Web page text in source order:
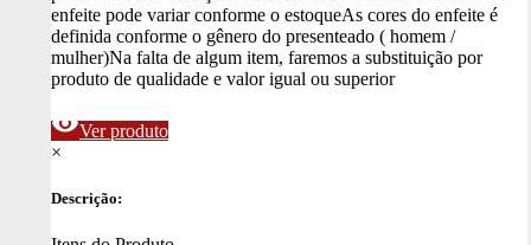
enfeite pode variar conforme o estoqueAs cores do enfeite é
definida conforme o gênero do presenteado ( homem /
mulher)Na falta de algum item, faremos a substituição por
produto de qualidade e valor igual ou superior
visibilityVer produto
×
Descrição: